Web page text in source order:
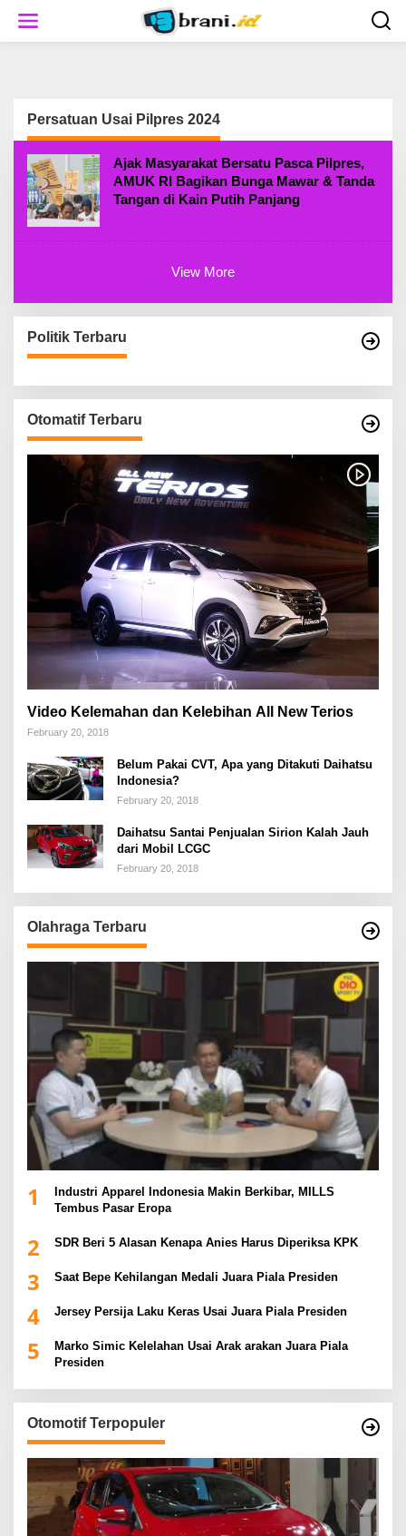
i
Persatuan Usai Pilpres 2024
Ajak Masyarakat Bersatu Pasca Pilpres,
AMUK RI Bagikan Bunga Mawar & Tanda
Tangan di Kain Putih Panjang
View More
Politik Terbaru
Otomatif Terbaru
Video Kelemahan dan Kelebihan All New Terios
February 20, 2018
Belum Pakai CVT, Apa yang Ditakuti Daihatsu
Indonesia?
February 20, 2018
Daihatsu Santai Penjualan Sirion Kalah Jauh
dari Mobil LCGC
February 20, 2018
Olahraga Terbaru
1
Industri Apparel Indonesia Makin Berkibar, MILLS
Tembus Pasar Eropa
2 SDR Beri 5 Alasan Kenapa Anies Harus Diperiksa KPK
3 Saat Bepe Kehilangan Medali Juara Piala Presiden
4 Jersey Persija Laku Keras Usai Juara Piala Presiden
5
Marko Simic Kelelahan Usai Arak arakan Juara Piala
Presiden
Otomotif Terpopuler